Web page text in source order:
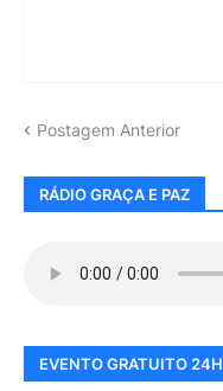
Postagem Anterior
RÁDIO GRAÇA E PAZ
EVENTO GRATUITO 24H